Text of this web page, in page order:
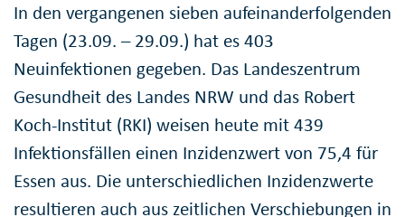
In den vergangenen sieben aufeinanderfolgenden
Tagen (23.09. – 29.09.) hat es 403
Neuinfektionen gegeben. Das Landeszentrum
Gesundheit des Landes NRW und das Robert
Koch-Institut (RKI) weisen heute mit 439
Infektionsfällen einen Inzidenzwert von 75,4 für
Essen aus. Die unterschiedlichen Inzidenzwerte
resultieren auch aus zeitlichen Verschiebungen in